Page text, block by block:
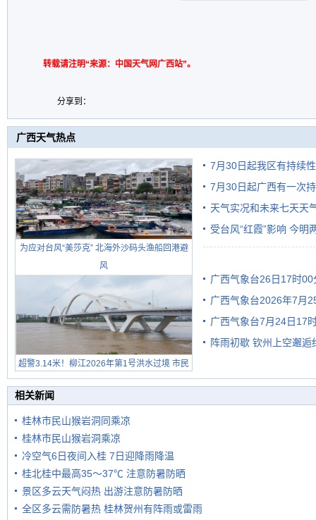
转载请注明“来源：中国天气网广西站”。
分享到：
广西天气热点
为应对台风“美莎克” 北海外沙码头渔船回港避
风
超警3.14米！柳江2026年第1号洪水过境 市民
在堤岸见证汛况
7月30日起我区有持续
7月30日起广西有一次
天气实况和未来七天天
受台风“红霞”影响 今明
广西气象台26日17时
广西气象台2026年7月
级预警
广西气象台7月24日17
阵雨初歇 钦州上空邂逅
相关新闻
桂林市民山猴岩洞同乘凉
桂林市民山猴岩洞乘凉
冷空气6日夜间入桂 7日迎降雨降温
桂北桂中最高35～37℃ 注意防暑防晒
景区多云天气闷热 出游注意防暑防晒
全区多云需防暑热 桂林贺州有阵雨或雷雨